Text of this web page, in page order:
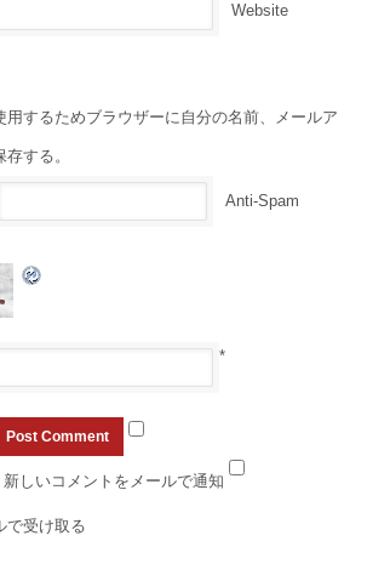
Website
用するためブラウザーに自分の名前、メールア
する。
Anti-Spam
*
新しいコメントをメールで通知
で受け取る